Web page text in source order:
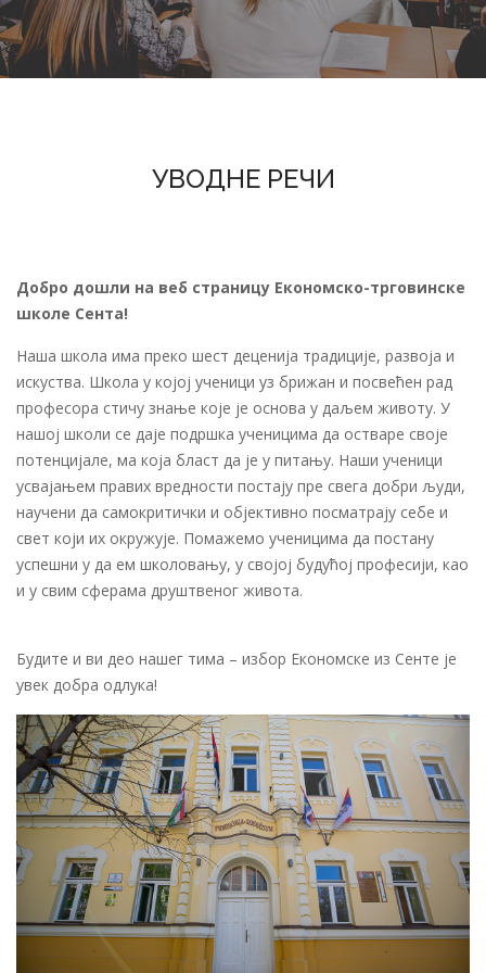
УВОДНЕ РЕЧИ
Добро дошли на веб страницу Економско-трговинске
школе Сента!
Наша школа има преко шест деценија традиције, развоја и
искуства. Школа у којој ученици уз брижан и посвећен рад
професора стичу знање које је основа у даљем животу. У
нашој школи се даје подршка ученицима да остваре своје
потенцијале, ма која бласт да је у питању. Наши ученици
усвајањем правих вредности постају пре свега добри људи,
научени да самокритички и објективно посматрају себе и
свет који их окружује. Помажемо ученицима да постану
успешни у да ем школовању, у својој будућој професији, као
и у свим сферама друштвеног живота.
Будите и ви део нашег тима – избор Економске из Сенте је
увек добра одлука!